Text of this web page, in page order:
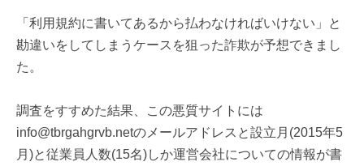
「利用規約に書いてあるから払わなければいけない」と
勘違いをしてしまうケースを狙った詐欺が予想できまし
た。
調査をすすめた結果、この悪質サイトには
info@tbrgahgrvb.netのメールアドレスと設立月(2015年5
月)と従業員人数(15名)しか運営会社についての情報が書